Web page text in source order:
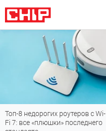
Топ-8 недорогих роутеров с Wi-
Fi 7: все «плюшки» последнего